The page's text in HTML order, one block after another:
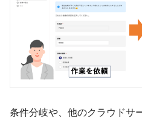
条件分岐や、他のクラウドサ